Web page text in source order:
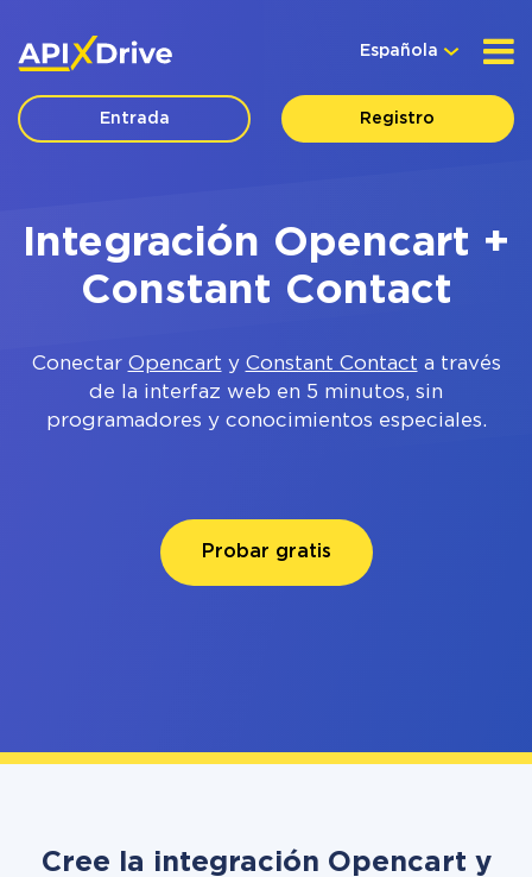
Española
Entrada Registro
Integración Opencart +
Constant Contact
Conectar Opencart y Constant Contact a través
de la interfaz web en 5 minutos, sin
programadores y conocimientos especiales.
Probar gratis
Cree la integración Opencart y